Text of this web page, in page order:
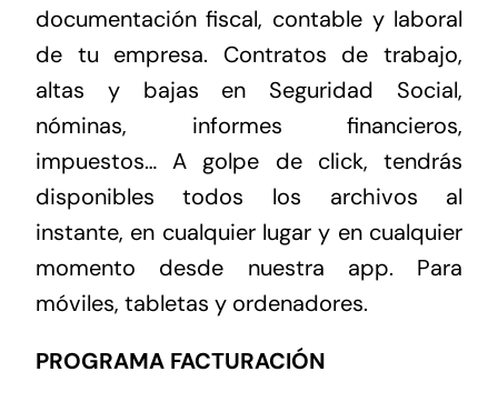
documentación fiscal, contable y laboral
de tu empresa. Contratos de trabajo,
altas y bajas en Seguridad Social,
nóminas, informes financieros,
impuestos… A golpe de click, tendrás
disponibles todos los archivos al
instante, en cualquier lugar y en cualquier
momento desde nuestra app. Para
móviles, tabletas y ordenadores.
PROGRAMA FACTURACIÓN